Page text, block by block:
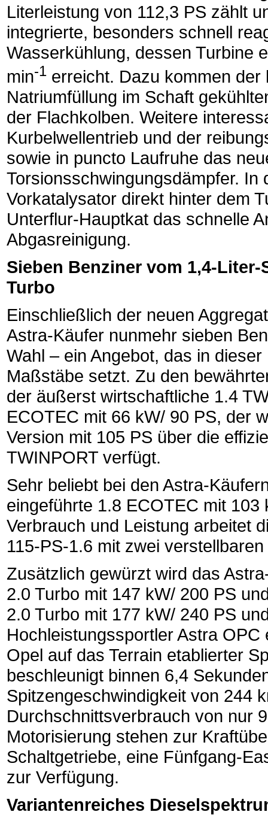
Literleistung von 112,3 PS zählt
integrierte, besonders schnell
Wasserkühlung, dessen Turbine
min-1 erreicht. Dazu kommen
Natriumfüllung im Schaft
der Flachkolben. Weitere
Kurbelwellentrieb und der
sowie in puncto Laufruhe das
Torsionsschwingungsdämpfer.
Vorkatalysator direkt hinter dem
Unterflur-Hauptkat das schnelle
Abgasreinigung.
Sieben Benziner vom 1,4-
Turbo
Einschließlich der neuen
Astra-Käufer nunmehr sieben
Wahl – ein Angebot, das in dieser
Maßstäbe setzt. Zu den
der äußerst wirtschaftliche 1.4
ECOTEC mit 66 kW/ 90 PS, der
Version mit 105 PS über die
TWINPORT verfügt.
Sehr beliebt bei den Astra-
eingeführte 1.8 ECOTEC mit
Verbrauch und Leistung arbeitet
115-PS-1.6 mit zwei
Zusätzlich gewürzt wird das
2.0 Turbo mit 147 kW/ 200 PS
2.0 Turbo mit 177 kW/ 240 PS
Hochleistungssportler Astra
Opel auf das Terrain etablierter
beschleunigt binnen 6,4
Spitzengeschwindigkeit von 244
Durchschnittsverbrauch von nur
Motorisierung stehen zur
Schaltgetriebe, eine Fünfgang-
zur Verfügung.
Variantenreiches